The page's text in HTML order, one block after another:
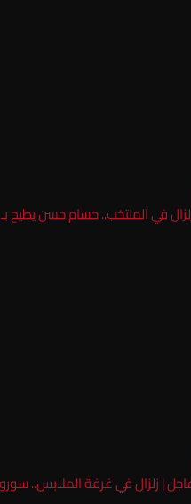
في المنتخب.. حسام حسن يطيح
| زلزال في غرفة الملابس..